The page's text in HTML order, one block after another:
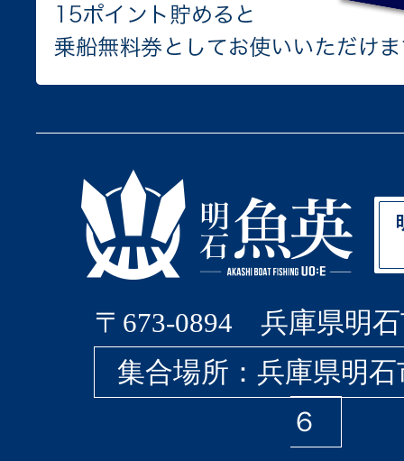
〒673-0894 兵庫県明石
集合場所：兵庫県明
６